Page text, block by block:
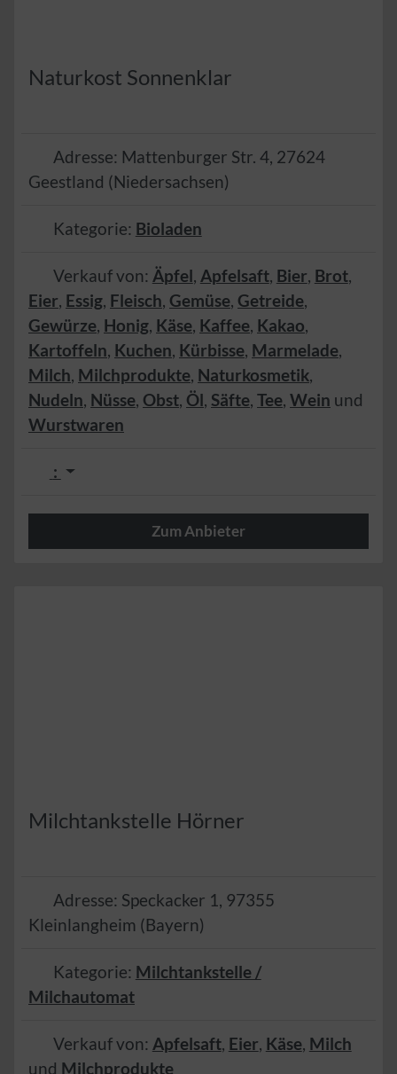
Naturkost Sonnenklar
Adresse: Mattenburger Str. 4, 27624
Geestland (Niedersachsen)
Kategorie: Bioladen
Verkauf von: Äpfel, Apfelsaft, Bier, Brot,
Eier, Essig, Fleisch, Gemüse, Getreide,
Gewürze, Honig, Käse, Kaffee, Kakao,
Kartoffeln, Kuchen, Kürbisse, Marmelade,
Milch, Milchprodukte, Naturkosmetik,
Nudeln, Nüsse, Obst, Öl, Säfte, Tee, Wein und
Wurstwaren
:
Zum Anbieter
Milchtankstelle Hörner
Adresse: Speckacker 1, 97355
Kleinlangheim (Bayern)
Kategorie: Milchtankstelle /
Milchautomat
Verkauf von: Apfelsaft, Eier, Käse, Milch
und Milchprodukte